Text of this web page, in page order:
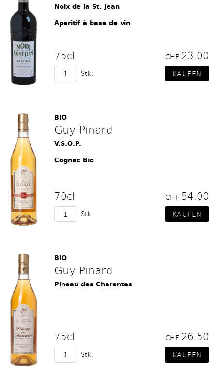
Noix de la St. Jean
Aperitif à base de vin
75cl CHF 23.00
Stk.
BIO
Guy Pinard
V.S.O.P.
Cognac Bio
70cl CHF 54.00
Stk.
BIO
Guy Pinard
Pineau des Charentes
75cl CHF 26.50
Stk.